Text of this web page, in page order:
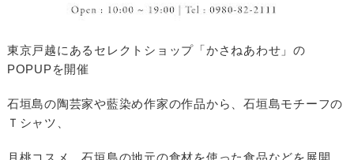
東京戸越にあるセレクトショップ「かさねあわせ」の
POPUPを開催
石垣島の陶芸家や藍染め作家の作品から、石垣島モチーフの
Ｔシャツ、
月桃コスメ、石垣島の地元の食材を使った食品などを展開